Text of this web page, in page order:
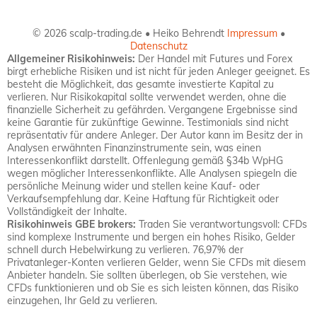
© 2026 scalp-trading.de • Heiko Behrendt Impressum•
Datenschutz
Allgemeiner Risikohinweis: Der Handel mit Futures und Forex
birgt erhebliche Risiken und ist nicht für jeden Anleger geeignet. Es
besteht die Möglichkeit, das gesamte investierte Kapital zu
verlieren. Nur Risikokapital sollte verwendet werden, ohne die
finanzielle Sicherheit zu gefährden. Vergangene Ergebnisse sind
keine Garantie für zukünftige Gewinne. Testimonials sind nicht
repräsentativ für andere Anleger. Der Autor kann im Besitz der in
Analysen erwähnten Finanzinstrumente sein, was einen
Interessenkonflikt darstellt. Offenlegung gemäß §34b WpHG
wegen möglicher Interessenkonflikte. Alle Analysen spiegeln die
persönliche Meinung wider und stellen keine Kauf- oder
Verkaufsempfehlung dar. Keine Haftung für Richtigkeit oder
Vollständigkeit der Inhalte.
Risikohinweis GBE brokers: Traden Sie verantwortungsvoll: CFDs
sind komplexe Instrumente und bergen ein hohes Risiko, Gelder
schnell durch Hebelwirkung zu verlieren. 76,97% der
Privatanleger-Konten verlieren Gelder, wenn Sie CFDs mit diesem
Anbieter handeln. Sie sollten überlegen, ob Sie verstehen, wie
CFDs funktionieren und ob Sie es sich leisten können, das Risiko
einzugehen, Ihr Geld zu verlieren.